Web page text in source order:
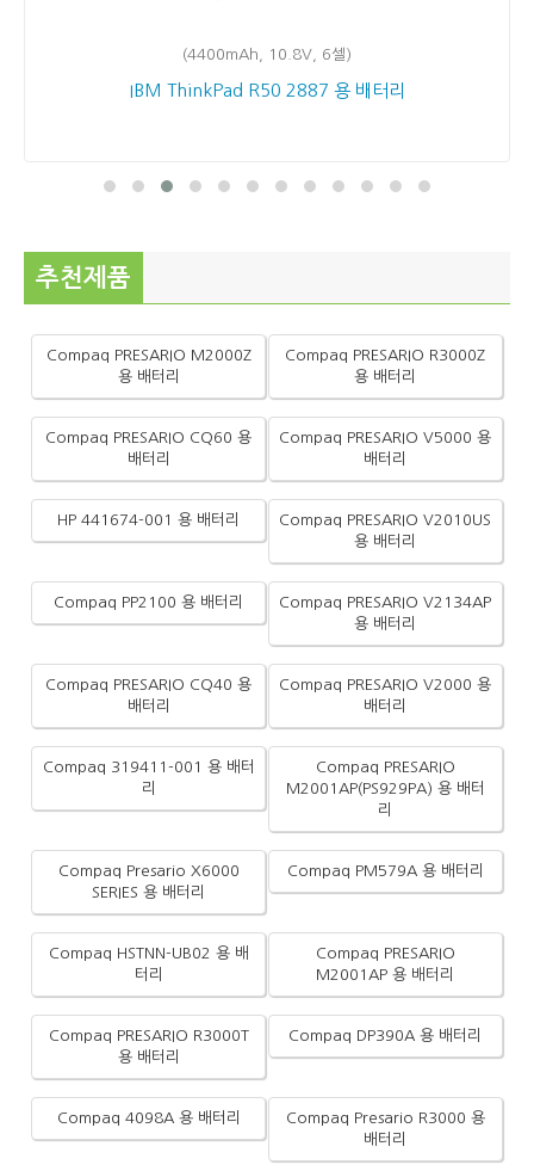
(4400mAh, 10.8V, 6셀)
IBM ThinkPad R50 2887 용 배터리
추천제품
Compaq PRESARIO M2000Z
용 배터리
Compaq PRESARIO R3000Z
용 배터리
Compaq PRESARIO CQ60 용
배터리
Compaq PRESARIO V5000 용
배터리
HP 441674-001 용 배터리
Compaq PRESARIO V2010US
용 배터리
Compaq PP2100 용 배터리
Compaq PRESARIO V2134AP
용 배터리
Compaq PRESARIO CQ40 용
배터리
Compaq PRESARIO V2000 용
배터리
Compaq 319411-001 용 배터
리
Compaq PRESARIO
M2001AP(PS929PA) 용 배터
리
Compaq Presario X6000
SERIES 용 배터리
Compaq PM579A 용 배터리
Compaq HSTNN-UB02 용 배
터리
Compaq PRESARIO
M2001AP 용 배터리
Compaq PRESARIO R3000T
용 배터리
Compaq DP390A 용 배터리
Compaq 4098A 용 배터리
Compaq Presario R3000 용
배터리